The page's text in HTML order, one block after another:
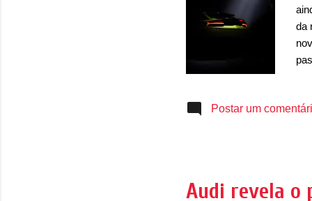
da
Postar um
Audi revela o